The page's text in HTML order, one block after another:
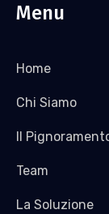
Menu
Home
Chi Siamo
Il
Team
La Soluzione